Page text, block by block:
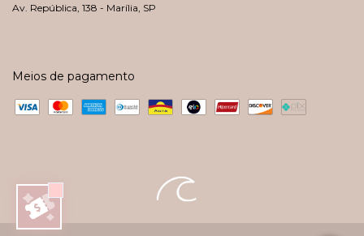
Av. República, 138 - Marília, SP
Meios de pagamento